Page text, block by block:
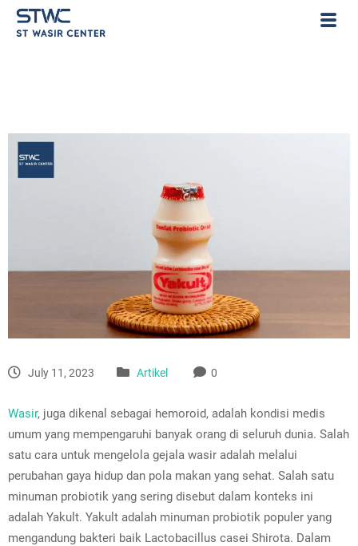
July 11, 2023 Artikel 0
Wasir, juga dikenal sebagai hemoroid, adalah kondisi medis
umum yang mempengaruhi banyak orang di seluruh dunia. Salah
satu cara untuk mengelola gejala wasir adalah melalui
perubahan gaya hidup dan pola makan yang sehat. Salah satu
minuman probiotik yang sering disebut dalam konteks ini
adalah Yakult. Yakult adalah minuman probiotik populer yang
mengandung bakteri baik Lactobacillus casei Shirota. Dalam